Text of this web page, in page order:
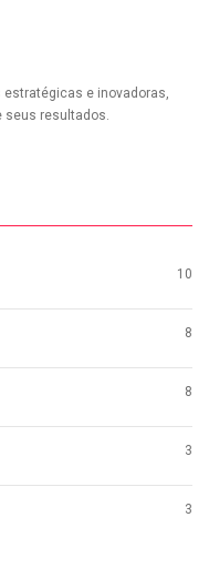
estratégicas e inovadoras,
seus resultados.
10
8
8
3
3